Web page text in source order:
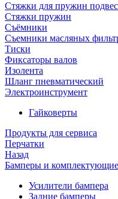
Стяжки для пружин
Стяжки пружин
Съёмники
Съемники масляных
Тиски
Фиксаторы валов
Изолента
Шланг пневматический
Электроинструмент
Гайковерты
Продукты для сервиса
Перчатки
Назад
Бамперы и комплектующие
Усилители бампера
Задние бамперы